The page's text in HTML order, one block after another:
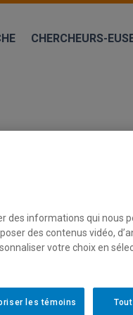
CHERCHEURS-
des informations qui nous
des contenus vidéo,
votre choix en
les témoins